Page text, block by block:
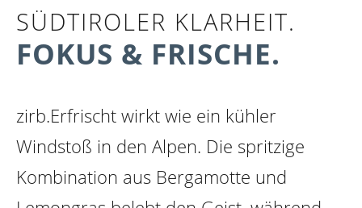
SÜDTIROLER KLARHEIT.
FOKUS & FRISCHE.
zirb.Erfrischt wirkt wie ein kühler
Windstoß in den Alpen. Die spritzige
Kombination aus Bergamotte und